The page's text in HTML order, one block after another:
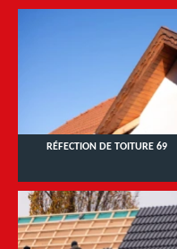
RÉFECTION DE TOITURE 69